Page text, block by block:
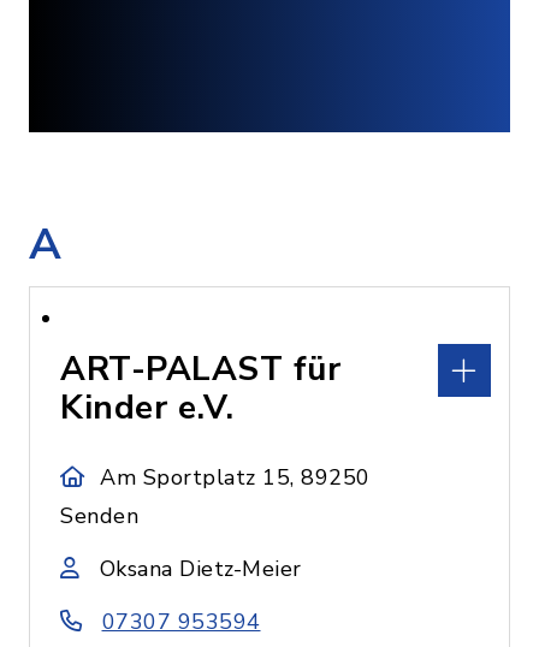
A
ART-PALAST für
Kinder e.V.
Am Sportplatz 15, 89250
Senden
Oksana Dietz-Meier
07307 953594